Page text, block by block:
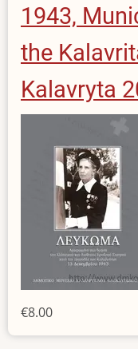
1943,
the
Kalavryta
€8.00